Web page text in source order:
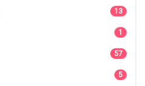
13
1
57
5